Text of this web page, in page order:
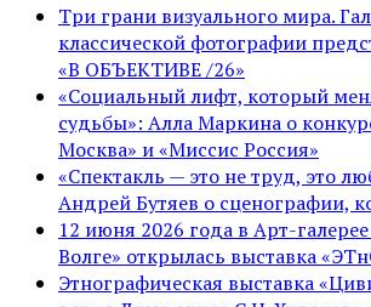
Три грани визуального мира.
классической фотографии
«В ОБЪЕКТИВЕ /26»
«Социальный лифт, который
судьбы»: Алла Маркина о
Москва» и «Миссис Россия»
«Спектакль — это не труд, это
Андрей Бутяев о сценографии,
12 июня 2026 года в Арт-галерее
Волге» открылась выставка
Этнографическая выставка